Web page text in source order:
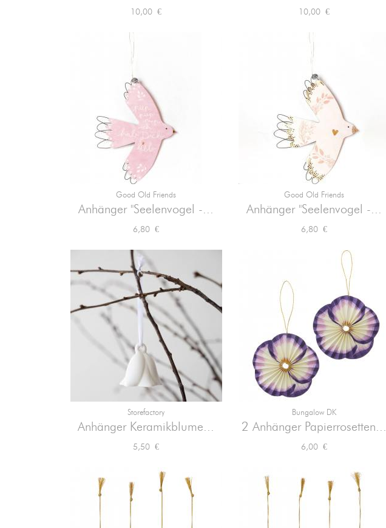
Preis
10,00 € Preis
10,00 €
Good Old Friends
Anhänger "Seelenvogel -...
Preis
6,80 €
Vorschau
Good Old Friends
Anhänger "Seelenvogel -...
Preis
6,80 €
Vorschau
Storefactory
Anhänger Keramikblume...
Preis
5,50 €
Vorschau
Bungalow DK
2 Anhänger Papierrosetten...
Preis
6,00 €
 Vorschau